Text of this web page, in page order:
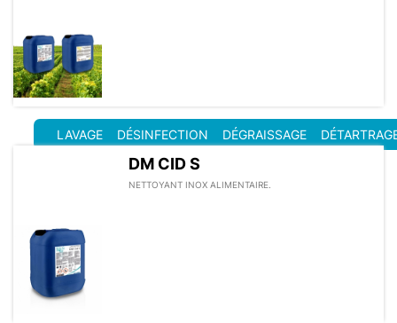
LAVAGE DÉSINFECTION DÉGRAISSAGE
DM CID S
NETTOYANT INOX ALIMENTAIRE.